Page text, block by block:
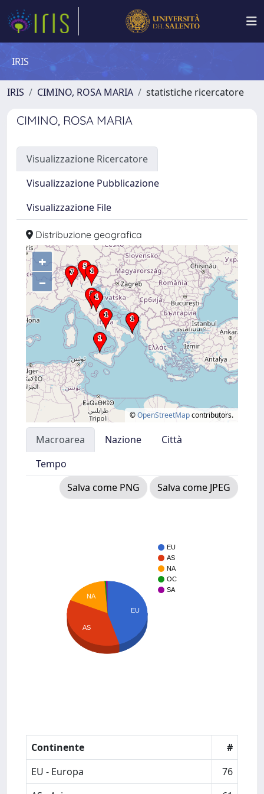
IRIS
IRIS CIMINO, ROSA MARIA statistiche ricercatore
CIMINO, ROSA MARIA
Visualizzazione Ricercatore
Visualizzazione Pubblicazione
Visualizzazione File
Distribuzione geografica
+
–
©OpenStreetMapcontributors.
Macroarea Nazione
Città
Tempo
Salva come PNG
Salva come JPEG
EU
AS
NA
OC
SA
EU
NA
AS
Continente
#
EU - Europa
76